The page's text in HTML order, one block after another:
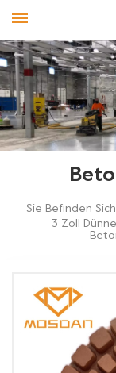
Sie Befinden Sich
3 Zoll